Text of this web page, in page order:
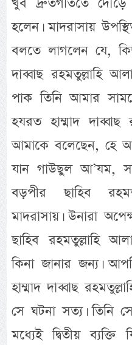
হলেন। মাদরাসায়
বলতে লাগলেন যে,
দাব্বাছ রহমতুল্লাহি
পাক তিনি আমার
হযরত হাম্মাদ দাব্বাছ
আমাকে বলেছেন, হে
যান গাউছুল আ’যম,
বড়পীর ছাহিব
মাদরাসায়। উনারা
ছাহিব রহমতুল্লাহি
কিনা জানার জন্য।
হাম্মাদ দাব্বাছ
সে ঘটনা সত্য। তিনি
মধ্যেই দ্বিতীয় ব্যক্তি